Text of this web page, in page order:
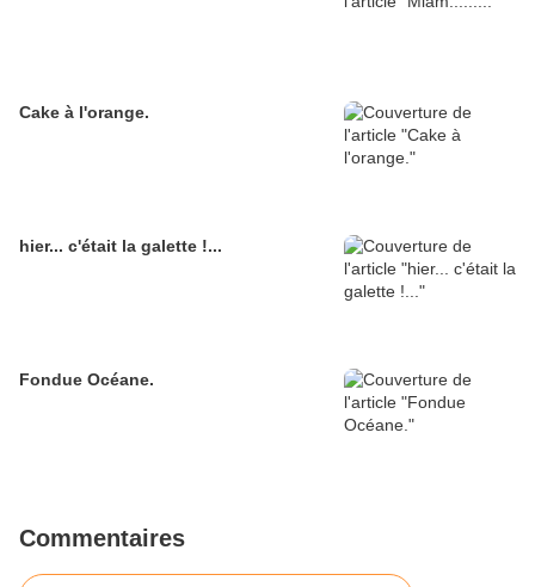
Cake à l'orange.
hier... c'était la galette !...
Fondue Océane.
Commentaires